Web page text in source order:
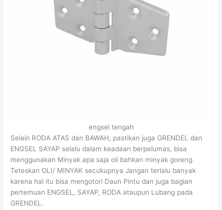
engsel tengah
Selain RODA ATAS dan BAWAH, pastikan juga GRENDEL dan
ENGSEL SAYAP selalu dalam keadaan berpelumas, bisa
menggunakan Minyak apa saja oli bahkan minyak goreng.
Teteskan OLI/ MINYAK secukupnya Jangan terlalu banyak
karena hal itu bisa mengotori Daun Pintu dan juga bagian
pertemuan ENGSEL, SAYAP, RODA ataupun Lubang pada
GRENDEL.